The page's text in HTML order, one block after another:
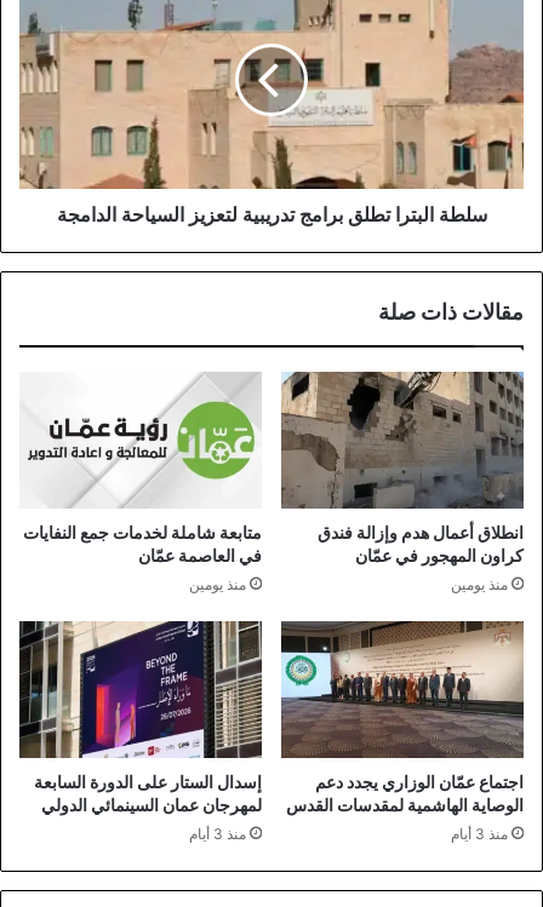
برامج
تدريبية
لتعزيز
السياحة
الدامجة
سلطة البترا تطلق برامج تدريبية لتعزيز السياحة الدامجة
مقالات ذات صلة
انطلاق أعمال هدم وإزالة فندق
كراون المهجور في عمّان
منذ يومين
متابعة شاملة لخدمات جمع النفايات
في العاصمة عمّان
منذ يومين
اجتماع عمّان الوزاري يجدد دعم
الوصاية الهاشمية لمقدسات القدس
منذ 3 أيام
إسدال الستار على الدورة السابعة
لمهرجان عمان السينمائي الدولي
منذ 3 أيام